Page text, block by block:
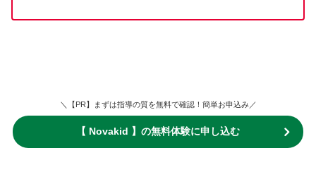
＼【PR】まずは指導の質を無料で確認！簡単お申込み／
【 Novakid 】の無料体験に申し込む